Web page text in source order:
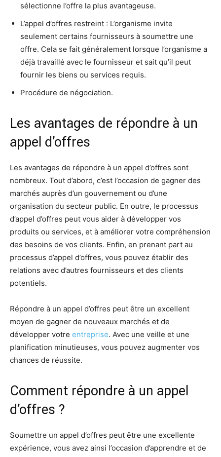
sélectionne l’offre la plus avantageuse.
L’appel d’offres restreint : L’organisme invite
seulement certains fournisseurs à soumettre une
offre. Cela se fait généralement lorsque l’organisme a
déjà travaillé avec le fournisseur et sait qu’il peut
fournir les biens ou services requis.
Procédure de négociation.
Les avantages de répondre à un
appel d’offres
Les avantages de répondre à un appel d’offres sont
nombreux. Tout d’abord, c’est l’occasion de gagner des
marchés auprès d’un gouvernement ou d’une
organisation du secteur public. En outre, le processus
d’appel d’offres peut vous aider à développer vos
produits ou services, et à améliorer votre compréhension
des besoins de vos clients. Enfin, en prenant part au
processus d’appel d’offres, vous pouvez établir des
relations avec d’autres fournisseurs et des clients
potentiels.
Répondre à un appel d’offres peut être un excellent
moyen de gagner de nouveaux marchés et de
développer votre entreprise. Avec une veille et une
planification minutieuses, vous pouvez augmenter vos
chances de réussite.
Comment répondre à un appel
d’offres ?
Soumettre un appel d’offres peut être une excellente
expérience, vous avez ainsi l’occasion d’apprendre et de